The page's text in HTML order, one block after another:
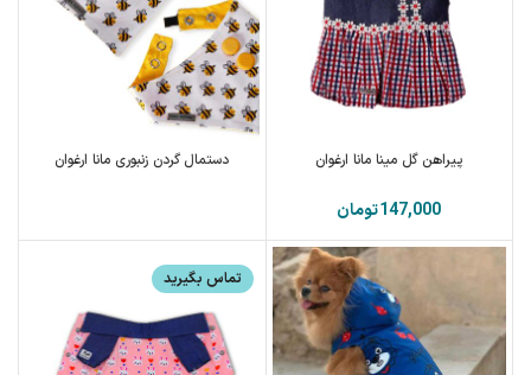
پیراهن گل مینا مانا ارغوان
تومان
دستمال گردن زنبوری مانا ارغوان
تماس بگیرید